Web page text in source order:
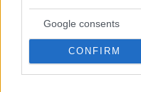
Google consents
CONFIRM
Lockdown: Έρχονται
κόπωση των πολιτών
Thema Insights